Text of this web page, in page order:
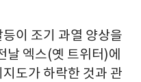
이 조기 과열 양상을
날 엑스(옛 트위터)에
도가 하락한 것과 관